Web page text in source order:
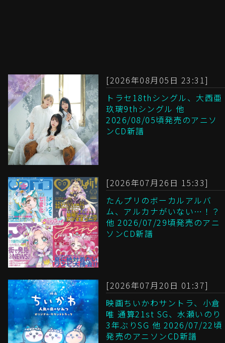
[2026年08月05日 23:31]
トラセ18thシングル、大西亜
玖璃9thシングル 他
2026/08/05頃発売のアニソ
ンCD新譜
[2026年07月26日 15:33]
たんプリのボーカルアルバ
ム、アルカナがいない…！？
他 2026/07/29頃発売のアニ
ソンCD新譜
[2026年07月20日 01:37]
映画ちいかわサントラ、小倉
唯 通算21st SG、水瀬いのり
3年ぶりSG 他 2026/07/22頃
発売のアニソンCD新譜